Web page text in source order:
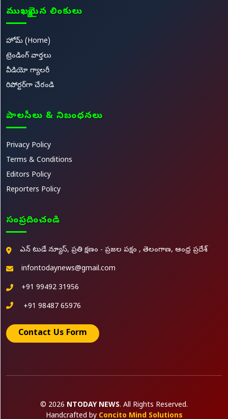
ముఖ్యమైన లింకులు
హోమ్ (Home)
ట్రెండింగ్ వార్తలు
వీడియో గ్యాలరీ
రిపోర్టర్‌గా చేరండి
పాలసీలు & నిబంధనలు
Privacy Policy
Terms & Conditions
Editors Policy
Reporters Policy
సంప్రదించండి
ఎన్ టుడే న్యూస్, ప్రతి క్షణం - ప్రజల పక్షం , తెలంగాణ, ఆంధ్ర ప్రదేశ్
infontodaynews@gmail.com
+91 99492 31956
+91 98487 65976
Contact Us Form
© 2026 NTODAY NEWS. All Rights Reserved.
Handcrafted by Concito Mind Solutions